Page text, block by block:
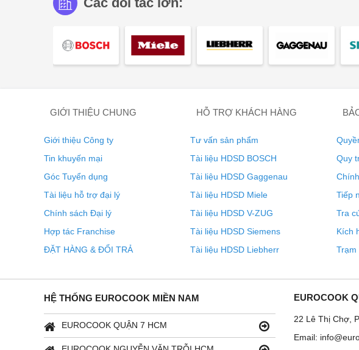
Đặc điểm nổi bật của Máy rửa bát Bosch
Máy rửa bát Bosch SMI6ZDS49E serie 8
với động cơ không chổi than
và tiết kiệm năng lượng. Giờ đây, bạn có thể tận hưởng ngôi nhà sạch sẽ
cơ EcoSilence Drive.
GIỚI THIỆU CHUNG
Giới thiệu Công ty
Tin khuyến mại
Góc Tuyển dụng
Tài liệu hỗ trợ đại lý
Chính sách Đại lý
Hợp tác Franchise
ĐẶT HÀNG & ĐỔI TRẢ
HỖ TRỢ KHÁCH HÀNG
Tư vấn sản phẩm
Tài liệu HDSD BOSCH
Tài liệu HDSD Gaggenau
Tài liệu HDSD Miele
Tài liệu HDSD V-ZUG
Tài liệu HDSD Siemens
Tài liệu HDSD Liebherr
Quy
Tiếp
Tra
Kích
Trạm
HỆ THỐNG EUROCOOK MIỀN NAM
EUROCOOK QUẬN 7 HCM
EUROCOOK
22 Lê Thị Chợ,
Email: